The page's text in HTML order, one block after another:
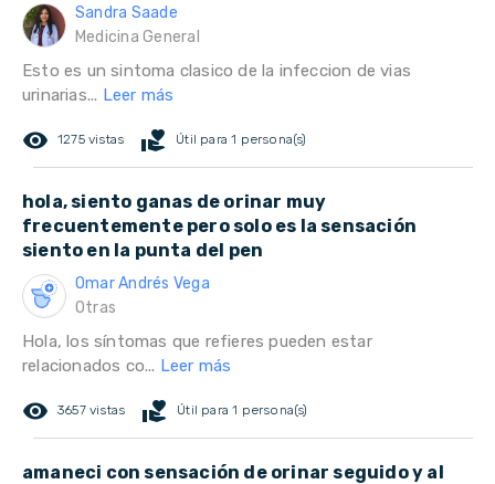
Sandra Saade
Medicina General
Esto es un sintoma clasico de la infeccion de vias
urinarias... Leer más
remove_red_eye 1275 vistas volunteer_activism Útil para 1 persona(s)
hola, siento ganas de orinar muy
frecuentemente pero solo es la sensación
siento en la punta del pen
Omar Andrés Vega
Otras
Hola, los síntomas que refieres pueden estar
relacionados co... Leer más
remove_red_eye 3657 vistas volunteer_activism Útil para 1 persona(s)
amaneci con sensación de orinar seguido y al